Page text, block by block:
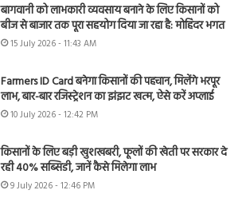
बागवानी को लाभकारी व्यवसाय बनाने के लिए किसानों को
बीज से बाजार तक पूरा सहयोग दिया जा रहा है: मोहिंदर भगत
15 July 2026 - 11:43 AM
Farmers ID Card बनेगा किसानों की पहचान, मिलेंगे भरपूर
लाभ, बार-बार रजिस्ट्रेशन का झंझट खत्म, ऐसे करें अप्लाई
10 July 2026 - 12:42 PM
किसानों के लिए बड़ी खुशखबरी, फूलों की खेती पर सरकार दे
रही 40% सब्सिडी, जानें कैसे मिलेगा लाभ
9 July 2026 - 12:46 PM